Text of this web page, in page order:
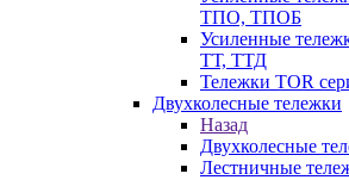
ТПО, ТПОБ
Усиленные
ТТ, ТТД
Тележки TOR
Двухколесные тележки
Назад
Двухколесные
Лестничные